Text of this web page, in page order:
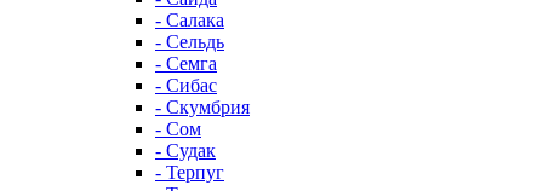
- Салака
- Сельдь
- Семга
- Сибас
- Скумбрия
- Сом
- Судак
- Терпуг